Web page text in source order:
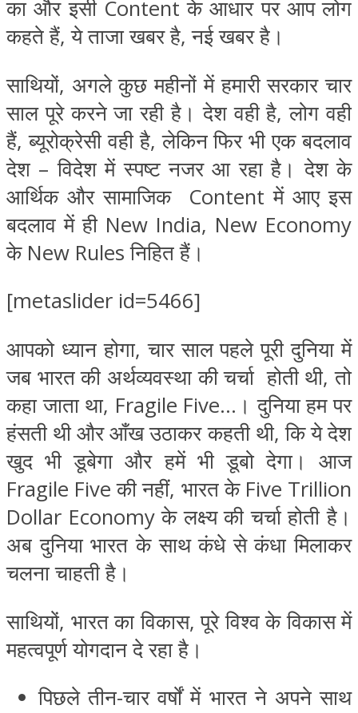
का और इसी Content के आधार पर आप लोग
कहते हैं, ये ताजा खबर है, नई खबर है।
साथियों, अगले कुछ महीनों में हमारी सरकार चार
साल पूरे करने जा रही है। देश वही है, लोग वही
हैं, ब्यूरोक्रेसी वही है, लेकिन फिर भी एक बदलाव
देश – विदेश में स्पष्ट नजर आ रहा है। देश के
आर्थिक और सामाजिक Content में आए इस
बदलाव में ही New India, New Economy
के New Rules निहित हैं।
[metaslider id=5466]
आपको ध्यान होगा, चार साल पहले पूरी दुनिया में
जब भारत की अर्थव्यवस्था की चर्चा होती थी, तो
कहा जाता था, Fragile Five…। दुनिया हम पर
हंसती थी और आँख उठाकर कहती थी, कि ये देश
खुद भी डूबेगा और हमें भी डूबो देगा। आज
Fragile Five की नहीं, भारत के Five Trillion
Dollar Economy के लक्ष्य की चर्चा होती है।
अब दुनिया भारत के साथ कंधे से कंधा मिलाकर
चलना चाहती है।
साथियों, भारत का विकास, पूरे विश्व के विकास में
महत्वपूर्ण योगदान दे रहा है।
पिछले तीन-चार वर्षों में भारत ने अपने साथ